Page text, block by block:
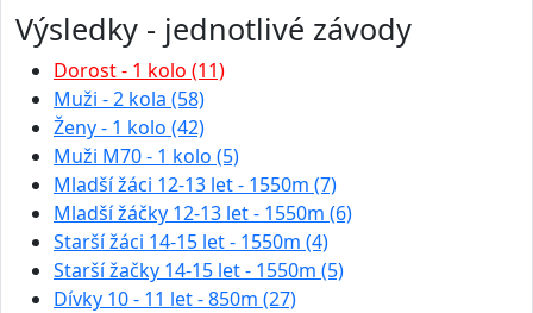
Výsledky - jednotlivé závody
Dorost - 1 kolo (11)
Muži - 2 kola (58)
Ženy - 1 kolo (42)
Muži M70 - 1 kolo (5)
Mladší žáci 12-13 let - 1550m (7)
Mladší žáčky 12-13 let - 1550m (6)
Starší žáci 14-15 let - 1550m (4)
Starší žačky 14-15 let - 1550m (5)
Dívky 10 - 11 let - 850m (27)